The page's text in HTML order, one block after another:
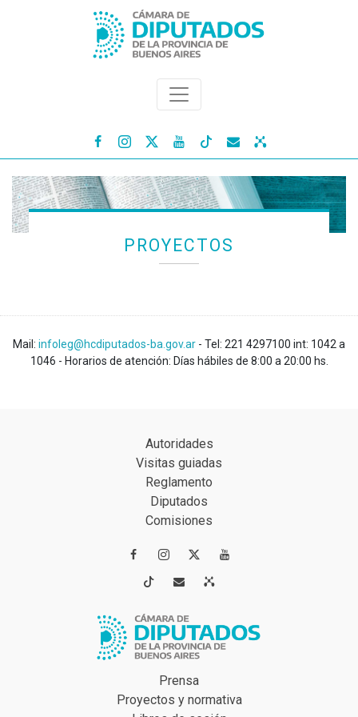
   
PROYECTOS
Mail: infoleg@hcdiputados-ba.gov.ar - Tel: 221 4297100 int: 1042 a
1046 - Horarios de atención: Días hábiles de 8:00 a 20:00 hs.
Autoridades
Visitas guiadas
Reglamento
Diputados
Comisiones
 
 
Prensa
Proyectos y normativa